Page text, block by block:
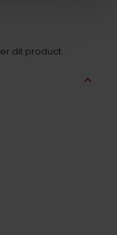
dit product..